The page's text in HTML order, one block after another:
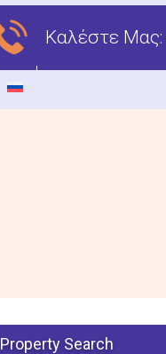
Καλέστε Μας:
Property Search